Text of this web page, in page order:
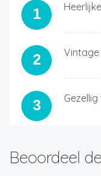
1
2
3
Beoordeel